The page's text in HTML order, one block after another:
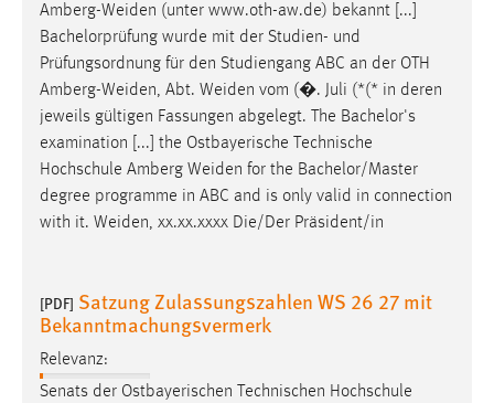
Amberg-Weiden (unter www.oth-aw.de) bekannt [...]
Bachelorprüfung wurde mit der Studien- und
Prüfungsordnung für den Studiengang ABC an der OTH
Amberg-Weiden, Abt. Weiden vom (�. Juli (*(* in deren
jeweils gültigen Fassungen abgelegt. The Bachelor's
examination [...] the Ostbayerische Technische
Hochschule Amberg Weiden for the Bachelor/Master
degree programme in ABC and is only valid in connection
with it. Weiden, xx.xx.xxxx Die/Der Präsident/in
[PDF] Satzung Zulassungszahlen WS 26 27 mit
Bekanntmachungsvermerk
Relevanz:
Senats der Ostbayerischen Technischen Hochschule